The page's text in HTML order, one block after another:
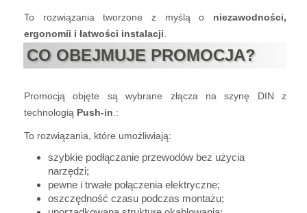
To rozwiązania tworzone z myślą o niezawodności,
ergonomii i łatwości instalacji
CO OBEJMUJE PROMOCJA?
Promocją objęte są wybrane złącza na szynę DIN z
technologią Push-in .:
To rozwiązania, które umożliwiają:
szybkie podłączanie przewodów bez użycia
narzędzi;
pewne i trwałe połączenia elektryczne;
oszczędność czasu podczas montażu;